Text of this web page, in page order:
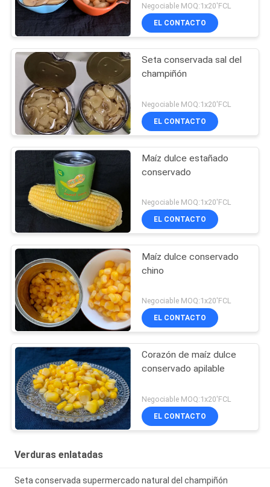
Negociable MOQ:1x20'FCL
EL CONTACTO
Seta conservada sal del
champiñón
Negociable MOQ:1x20'FCL
EL CONTACTO
Maíz dulce estañado
conservado
Negociable MOQ:1x20'FCL
EL CONTACTO
Maíz dulce conservado
chino
Negociable MOQ:1x20'FCL
EL CONTACTO
Corazón de maíz dulce
conservado apilable
Negociable MOQ:1x20'FCL
EL CONTACTO
Verduras enlatadas
Seta conservada supermercado natural del champiñón